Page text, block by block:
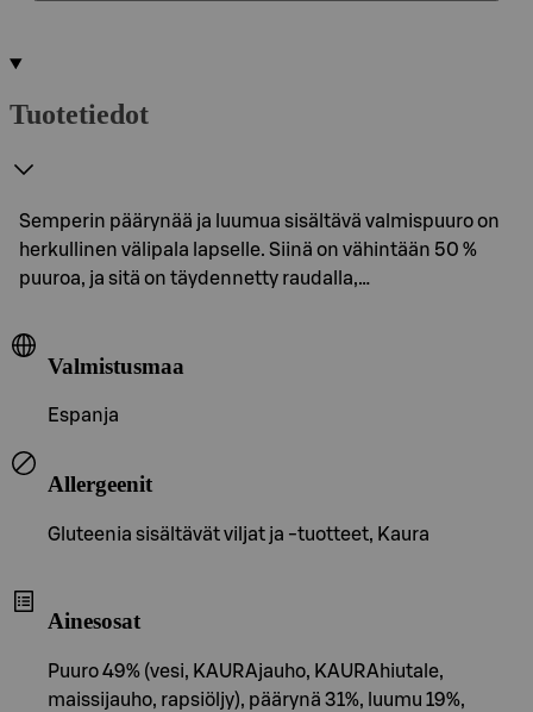
Tuotetiedot
Semperin päärynää ja luumua sisältävä valmispuuro on
herkullinen välipala lapselle. Siinä on vähintään 50 %
puuroa, ja sitä on täydennetty raudalla,…
Valmistusmaa
Espanja
Allergeenit
Gluteenia sisältävät viljat ja -tuotteet, Kaura
Ainesosat
Puuro 49% (vesi, KAURAjauho, KAURAhiutale,
maissijauho, rapsiöljy), päärynä 31%, luumu 19%,